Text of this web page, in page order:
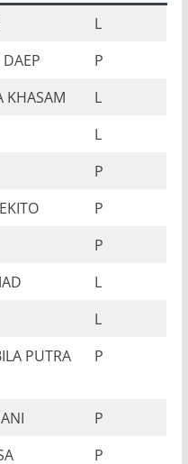
L
P
KHASAM
L
L
P
P
P
L
L
PUTRA
P
P
P